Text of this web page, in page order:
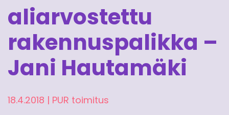
aliarvostettu
rakennuspalikka –
Jani Hautamäki
18.4.2018 | PUR toimitus